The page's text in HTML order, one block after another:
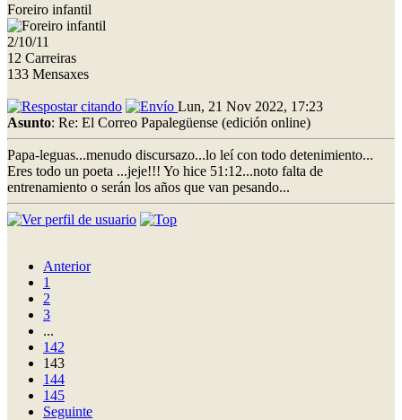
Foreiro infantil
2/10/11
12 Carreiras
133 Mensaxes
Lun, 21 Nov 2022, 17:23
Asunto: Re: El Correo Papalegüense (edición online)
Papa-leguas...menudo discursazo...lo leí con todo detenimiento...
Eres todo un poeta ...jeje!!! Yo hice 51:12...noto falta de
entrenamiento o serán los años que van pesando...
Anterior
1
2
3
...
142
143
144
145
Seguinte